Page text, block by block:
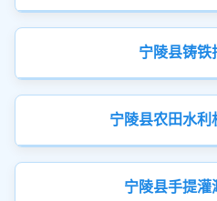
宁陵县铸铁
宁陵县农田水利
宁陵县手提灌